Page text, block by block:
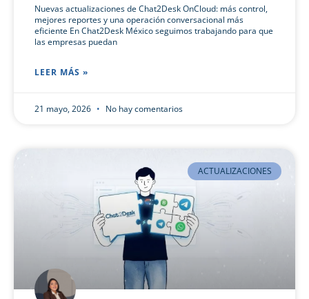
Nuevas actualizaciones de Chat2Desk OnCloud: más control,
mejores reportes y una operación conversacional más
eficiente En Chat2Desk México seguimos trabajando para que
las empresas puedan
LEER MÁS »
21 mayo, 2026 No hay comentarios
ACTUALIZACIONES